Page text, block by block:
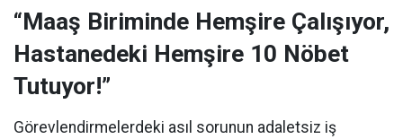
“Maaş Biriminde Hemşire Çalışıyor,
Hastanedeki Hemşire 10 Nöbet
Tutuyor!”
Görevlendirmelerdeki asıl sorunun adaletsiz iş